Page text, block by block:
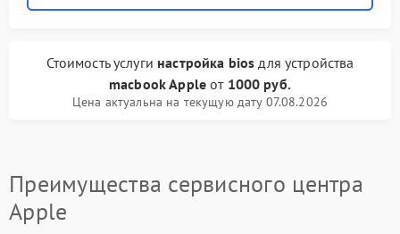
Стоимость услуги настройка bios для устройства
macbook Appleот 1000 руб.
Цена актуальна на текущую дату 07.08.2026
Преимущества сервисного центра
Apple